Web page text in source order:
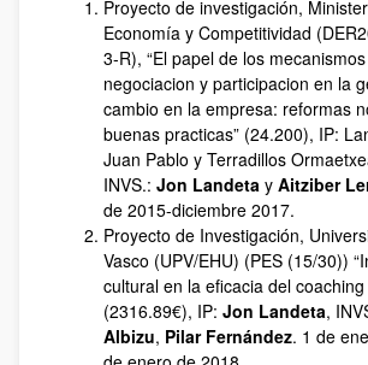
Proyecto de investigación,
Economía y Competitividad
3-R), “El papel de los
negociacion y participacion en la
cambio en la empresa: reformas
buenas practicas” (24.200), IP:
Juan Pablo y Terradillos
INVS.: Jon Landeta y Aitziber
de 2015-diciembre 2017.
Proyecto de Investigación,
Vasco (UPV/EHU) (PES (15/30))
cultural en la eficacia del coaching
(2316.89€), IP: Jon Landeta,
Albizu, Pilar Fernández. 1 de